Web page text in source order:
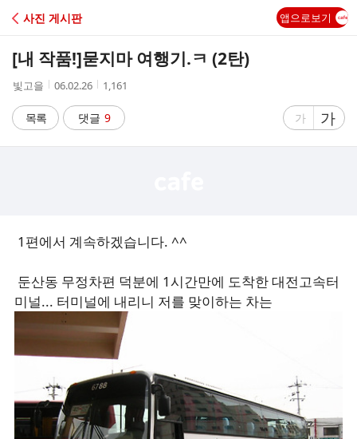
C
A
사진 게시판 앱으로보기
[내 작품!]묻지마 여행기.ㅋ (2탄)
작
자
빛고을
작
시
간
06.02.26
조
수
1,161
목록 댓글 9
글
가
글
자
가
1편에서 계속하겠습니다. ^^
둔산동 무정차편 덕분에 1시간만에 도착한 대전고속터
미널... 터미널에 내리니 저를 맞이하는 차는